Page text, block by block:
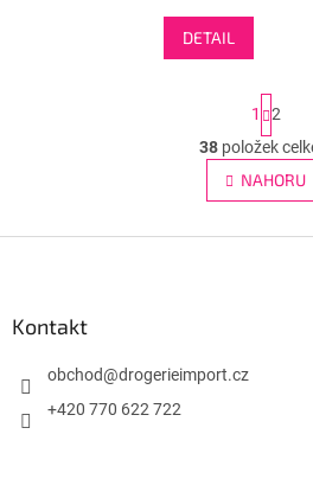
DETAIL
O
v
l
d
S
t
r
á
n
k
v
1
2
38položek
NAHORU
Kontakt
obchod@drogerieimport.cz
+420 770 622 722